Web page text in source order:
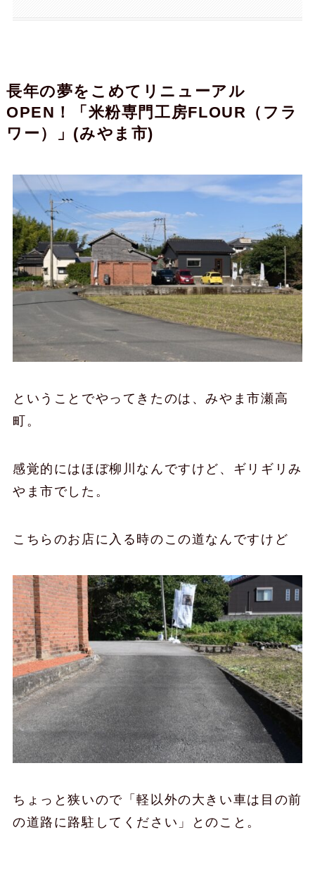
長年の夢をこめてリニューアル
OPEN！「米粉専門工房FLOUR（フラ
ワー）」(みやま市)
ということでやってきたのは、みやま市瀬高
町。
感覚的にはほぼ柳川なんですけど、ギリギリみ
やま市でした。
こちらのお店に入る時のこの道なんですけど
ちょっと狭いので「軽以外の大きい車は目の前
の道路に路駐してください」とのこと。